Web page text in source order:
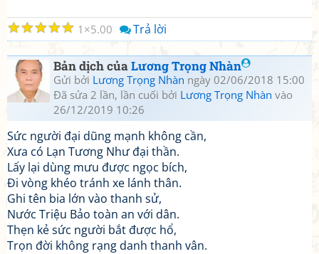
☆
☆
☆
☆
☆ 1 5.00 Trả lời
Bản dịch củaLương Trọng Nhàn
Gửi bởi Lương Trọng Nhàn ngày 02/06/2018 15:00
Đã sửa 2 lần, lần cuối bởi Lương Trọng Nhàn vào
26/12/2019 10:26
Sức người đại dũng mạnh không cần,
Xưa có Lạn Tương Như đại thần.
Lấy lại dùng mưu được ngọc bích,
Đi vòng khéo tránh xe lánh thân.
Ghi tên bia lớn vào thanh sử,
Nước Triệu Bảo toàn an với dân.
Thẹn kẻ sức người bắt được hổ,
Trọn đời không rạng danh thanh vân.